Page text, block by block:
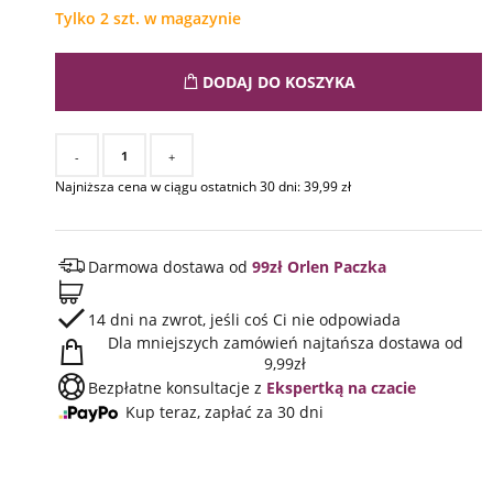
Tylko 2 szt. w magazynie
DODAJ DO KOSZYKA
- +
Najniższa cena w ciągu ostatnich 30 dni:39,99zł
Darmowa dostawa od 99zł Orlen Paczka
14 dni na zwrot, jeśli coś Ci nie odpowiada
Dla mniejszych zamówień najtańsza dostawa od
9,99zł
Bezpłatne konsultacje z Ekspertką na czacie
Kup teraz, zapłać za 30 dni